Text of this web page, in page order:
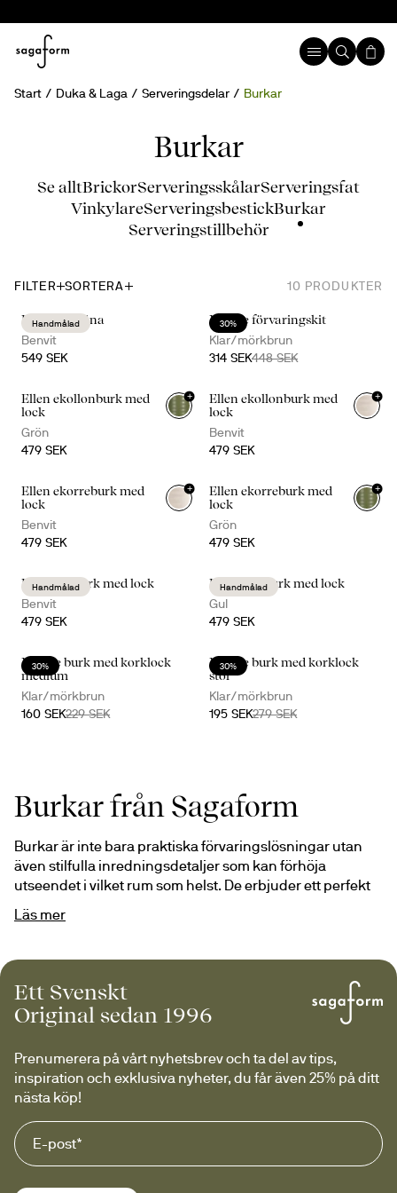
Start Duka & Laga Serveringsdelar Burkar
Burkar
Se alltBrickorServeringsskålarServeringsfat
VinkylareServeringsbestickBurkar
Serveringstillbehör
FILTER SORTERA 10 PRODUKTER
Handmålad
Ellen ägghöna
Benvit
549 SEK
30%
Nature förvaringskit
Klar/mörkbrun
314 SEK448 SEK
Ellen ekollonburk med
lock
Grön
479 SEK
+
Ellen ekollonburk med
lock
Benvit
479 SEK
+
Ellen ekorreburk med
lock
Benvit
479 SEK
+
Ellen ekorreburk med
lock
Grön
479 SEK
+
Handmålad
Ellen harburk med lock
Benvit
479 SEK
Handmålad
Ellen hönburk med lock
Gul
479 SEK
30%
Nature burk med korklock
medium
Klar/mörkbrun
160 SEK229 SEK
30%
Nature burk med korklock
stor
Klar/mörkbrun
195 SEK279 SEK
Burkar från Sagaform
Burkar är inte bara praktiska förvaringslösningar utan
även stilfulla inredningsdetaljer som kan förhöja
utseendet i vilket rum som helst. De erbjuder ett perfekt
framme. Från köket till badrummet eller barnrummet,
om du vill organisera skafferivaror, gömma småsaker
eller skapa en vacker dukning, är burkar den perfekta
lösningen. Välj bland olika material, färger och storlekar
för att hitta den burk som passar just dina behov och din
Burkar – Stilren och smart
förvaring från Sagaform
Hitta den perfekta burken för ditt hem.
Läs mer
Ett Svenskt
Original sedan 1996
Prenumerera på vårt nyhetsbrev och ta del av tips,
inspiration och exklusiva nyheter, du får även 25% på ditt
nästa köp!